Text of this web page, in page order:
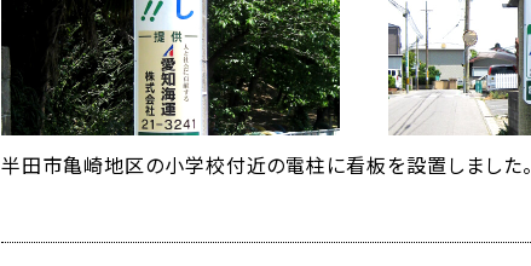
半田市亀崎地区の小学校付近の電柱に看板を設置しました。